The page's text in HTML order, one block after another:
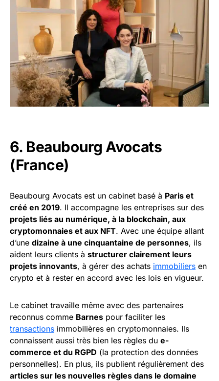
6. Beaubourg Avocats
(France)
Beaubourg Avocats est un cabinet basé à Paris et
créé en 2019. Il accompagne les entreprises sur des
projets liés au numérique, à la blockchain, aux
cryptomonnaies et aux NFT. Avec une équipe allant
d’une dizaine à une cinquantaine de personnes, ils
aident leurs clients à structurer clairement leurs
projets innovants, à gérer des achats immobiliers en
crypto et à rester en accord avec les lois en vigueur.
Le cabinet travaille même avec des partenaires
reconnus comme Barnes pour faciliter les
transactions immobilières en cryptomonnaies. Ils
connaissent aussi très bien les règles du e-
commerce et du RGPD (la protection des données
personnelles). En plus, ils publient régulièrement des
articles sur les nouvelles règles dans le domaine